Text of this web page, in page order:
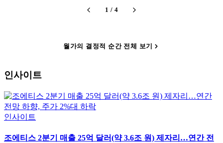
1 / 4
월가의 결정적 순간 전체 보기
인사이트
인사이트
조에티스 2분기 매출 25억 달러(약 3.6조 원) 제자리…연간 전